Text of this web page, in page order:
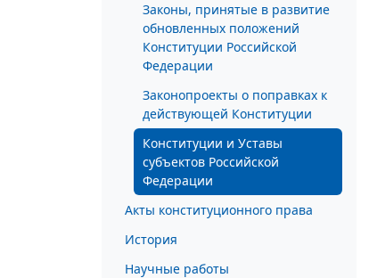
Законы, принятые в развитие
обновленных положений
Конституции Российской
Федерации
Законопроекты о поправках к
действующей Конституции
Конституции и Уставы
субъектов Российской
Федерации
Акты конституционного права
История
Научные работы